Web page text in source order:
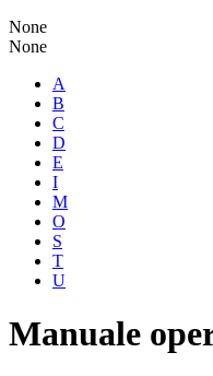
None
None
A
B
C
D
E
I
M
O
S
T
U
Manuale